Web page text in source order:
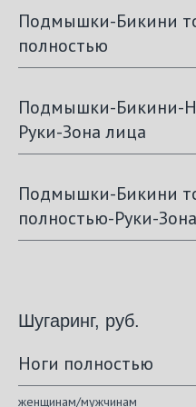
Подмышки-Бикини
полностью
Подмышки-Бикини-
Руки-Зона лица
Подмышки-Бикини
полностью-Руки-
Шугаринг, руб.
Ноги полностью
женщинам/мужчинам